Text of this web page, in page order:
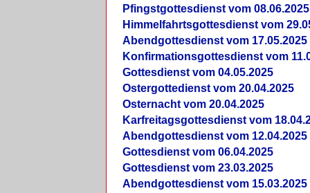
Pfingstgottesdienst vom 08.06.2025
Himmelfahrtsgottesdienst vom
Abendgottesdienst vom 17.05.2025
Konfirmationsgottesdienst vom
Gottesdienst vom 04.05.2025
Ostergottedienst vom 20.04.2025
Osternacht vom 20.04.2025
Karfreitagsgottesdienst vom
Abendgottesdienst vom 12.04.2025
Gottesdienst vom 06.04.2025
Gottesdienst vom 23.03.2025
Abendgottesdienst vom 15.03.2025